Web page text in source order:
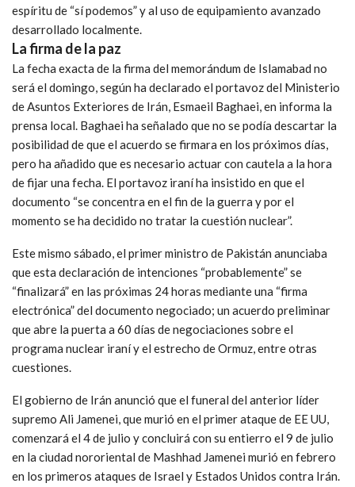
espíritu de “sí podemos” y al uso de equipamiento avanzado
desarrollado localmente.
La firma de la paz
La fecha exacta de la firma del memorándum de Islamabad no
será el domingo, según ha declarado el portavoz del Ministerio
de Asuntos Exteriores de Irán, Esmaeil Baghaei, en informa la
prensa local. Baghaei ha señalado que no se podía descartar la
posibilidad de que el acuerdo se firmara en los próximos días,
pero ha añadido que es necesario actuar con cautela a la hora
de fijar una fecha. El portavoz iraní ha insistido en que el
documento “se concentra en el fin de la guerra y por el
momento se ha decidido no tratar la cuestión nuclear”.
Este mismo sábado, el primer ministro de Pakistán anunciaba
que esta declaración de intenciones “probablemente” se
“finalizará” en las próximas 24 horas mediante una “firma
electrónica” del documento negociado; un acuerdo preliminar
que abre la puerta a 60 días de negociaciones sobre el
programa nuclear iraní y el estrecho de Ormuz, entre otras
cuestiones.
El gobierno de Irán anunció que el funeral del anterior líder
supremo Ali Jamenei, que murió en el primer ataque de EE UU,
comenzará el 4 de julio y concluirá con su entierro el 9 de julio
en la ciudad nororiental de Mashhad Jamenei murió en febrero
en los primeros ataques de Israel y Estados Unidos contra Irán.